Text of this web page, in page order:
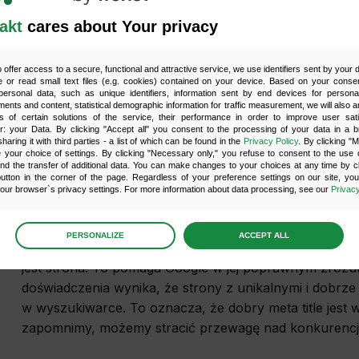
cares about Your privacy
offer access to a secure, functional and attractive service, we use identifiers sent by your
or read small text files (e.g. cookies) contained on your device. Based on your
data, such as unique identifiers, information sent by end devices for
and content, statistical demographic information for traffic measurement, we will also
of certain solutions of the service, their performance in order to improve user
your Data. By clicking "Accept all" you consent to the processing of your data in a
it with third parties - a list of which can be found in the Privacy Policy. By clicking
your choice of settings. By clicking "Necessary only," you refuse to consent to the use
the transfer of additional data. You can make changes to your choices at any time by
in the corner of the page. Regardless of your preference settings on our site,
browser`s privacy settings. For more information about data processing, see our
preferences
scripts and data stored on the end device contribute to the security and usability of the website
to basic functions such as site navigation and access to specific areas of the website. The
PERSONALIZE ACCEPT ALL
również wpływ na CTR, co może pośrednio wpływać
Krawiec
„Tak, meta title nadal jest czynnikiem rankingowym.
i wyświetlić w wynikach inną treść, np. część TITLE
w tytule nadal wpływają na pozycję w wyszukiwarce.„
„Dobry tytuł na stronie przyciąga nie tylko uwagę
jest strona. To pomaga Google w jej poprawnym
doświadczenia wynika, że strony z unikalnymi i
w wyszukiwarce. To oznacza, że dobry meta title jest
zapomnimy, możemy stracić przewagę nad